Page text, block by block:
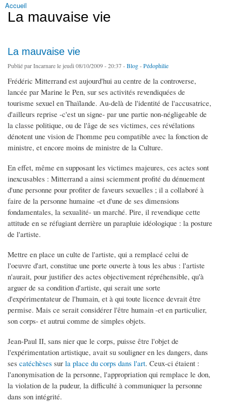
Vous êtes ici
Accueil
La mauvaise vie
La mauvaise vie
Publié parIncarnarele jeudi 08/10/2009 - 20:37 -Blog-Pédophilie
Frédéric Mitterrand est aujourd'hui au centre de la controverse,
lancée par Marine le Pen, sur ses activités revendiquées de
tourisme sexuel en Thaïlande. Au-delà de l'identité de l'accusatrice,
d'ailleurs reprise -c'est un signe- par une partie non-négligeable de
la classe politique, ou de l'âge de ses victimes, ces révélations
dénotent une vision de l'homme peu compatible avec la fonction de
ministre, et encore moins de ministre de la Culture.
En effet, même en supposant les victimes majeures, ces actes sont
inexcusables : Mitterrand a ainsi sciemment profité du dénuement
d'une personne pour profiter de faveurs sexuelles ; il a collaboré à
faire de la personne humaine -et d'une de ses dimensions
fondamentales, la sexualité- un marché. Pire, il revendique cette
attitude en se réfugiant derrière un parapluie idéologique : la posture
de l'artiste.
Mettre en place un culte de l'artiste, qui a remplacé celui de
l'oeuvre d'art, constitue une porte ouverte à tous les abus : l'artiste
n'aurait, pour justifier des actes objectivement répréhensible, qu'à
arguer de sa condition d'artiste, qui serait une sorte
d'expérimentateur de l'humain, et à qui toute licence devrait être
permise. Mais ce serait considérer l'être humain -et en particulier,
son corps- et autrui comme de simples objets.
Jean-Paul II, sans nier que le corps, puisse être l'objet de
l'expérimentation artistique, avait su souligner en les dangers, dans
ses catéchèses sur la place du corps dans l'art. Ceux-ci étaient :
l'anonymisation de la personne, l'appropriation qui remplace le don,
la violation de la pudeur, la difficulté à communiquer la personne
dans son intégrité.